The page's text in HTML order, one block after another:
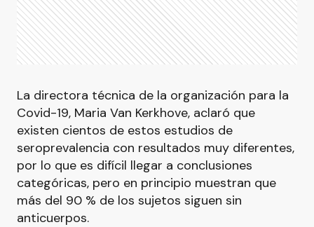
La directora técnica de la organización para la
Covid-19, Maria Van Kerkhove, aclaró que
existen cientos de estos estudios de
seroprevalencia con resultados muy diferentes,
por lo que es difícil llegar a conclusiones
categóricas, pero en principio muestran que
más del 90 % de los sujetos siguen sin
anticuerpos.